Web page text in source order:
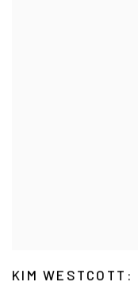
KIM WESTCOTT: